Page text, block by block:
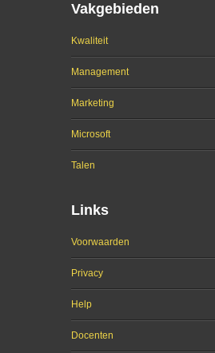
Vakgebieden
Kwaliteit
Management
Marketing
Microsoft
Talen
Links
Voorwaarden
Privacy
Help
Docenten